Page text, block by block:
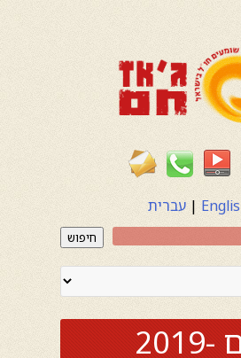
| עברית
חיפוש
ג'אז חם 2019-